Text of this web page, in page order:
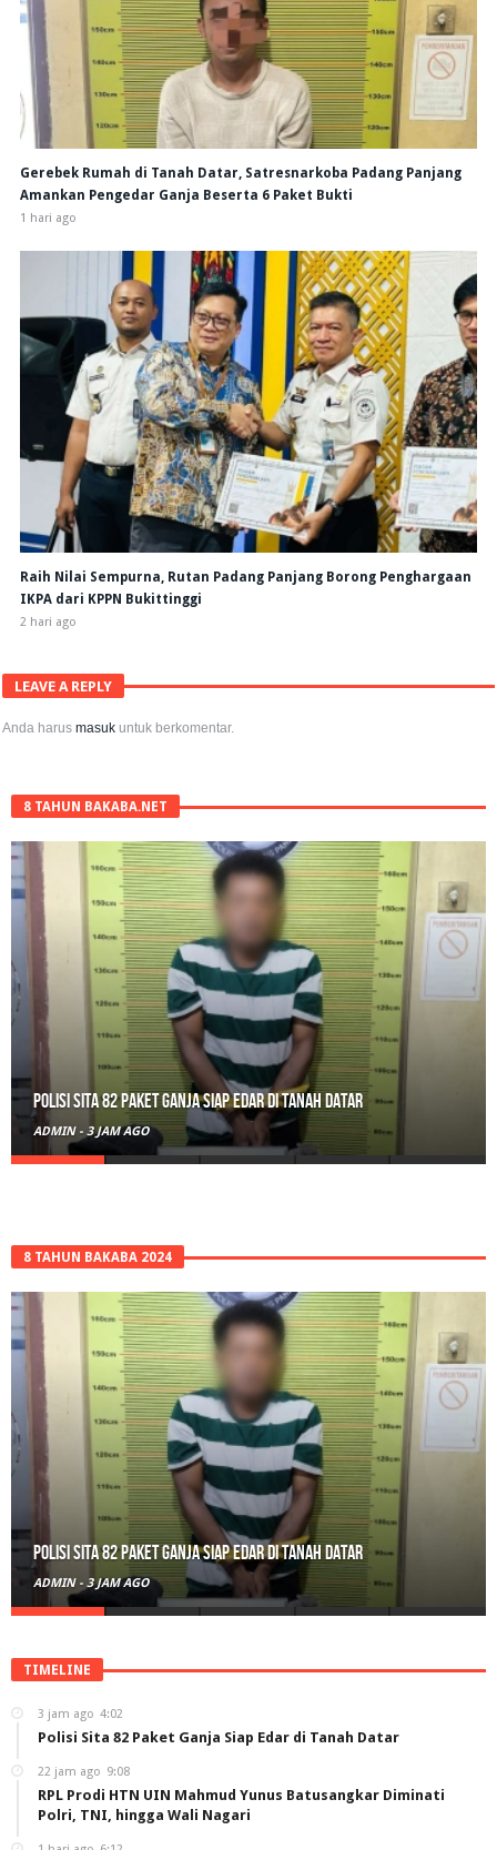
Gerebek Rumah di Tanah Datar, Satresnarkoba Padang Panjang
Amankan Pengedar Ganja Beserta 6 Paket Bukti
1 hari ago
Raih Nilai Sempurna, Rutan Padang Panjang Borong Penghargaan
IKPA dari KPPN Bukittinggi
2 hari ago
LEAVE A REPLY
Anda harusmasuk untuk berkomentar.
8 TAHUN BAKABA.NET
Polisi Sita 82 Paket Ganja Siap Edar di Tanah Datar
ADMIN - 3 JAM AGO
8 TAHUN BAKABA 2024
Polisi Sita 82 Paket Ganja Siap Edar di Tanah Datar
ADMIN - 3 JAM AGO
TIMELINE
3 jam ago 4:02
Polisi Sita 82 Paket Ganja Siap Edar di Tanah Datar
22 jam ago 9:08
RPL Prodi HTN UIN Mahmud Yunus Batusangkar Diminati
Polri, TNI, hingga Wali Nagari